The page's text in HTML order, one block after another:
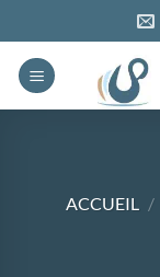
au
contenu
ACCUEIL /